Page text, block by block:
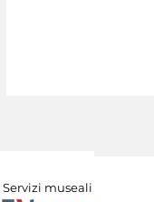
Servizi museali